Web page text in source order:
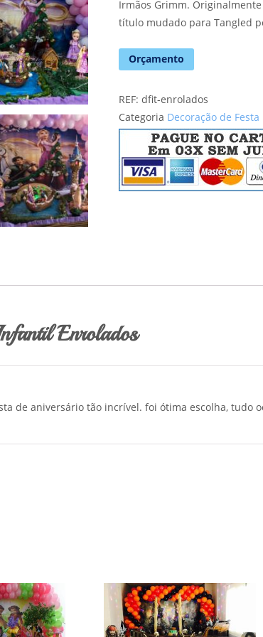
Irmãos Grimm.
título mudado para Tangled
Orçamento
REF:dfit-enrolados
Categoria Decoração de
Enrolados
de aniversário tão incrível. foi ótima escolha, tudo